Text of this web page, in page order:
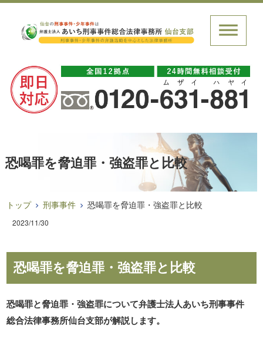
恐喝罪を脅迫罪・強盗罪と比較
トップ 刑事事件 恐喝罪を脅迫罪・強盗罪と比較
2023/11/30
恐喝罪を脅迫罪・強盗罪と比較
恐喝罪と脅迫罪・強盗罪について弁護士法人あいち刑事事件
総合法律事務所仙台支部が解説します。